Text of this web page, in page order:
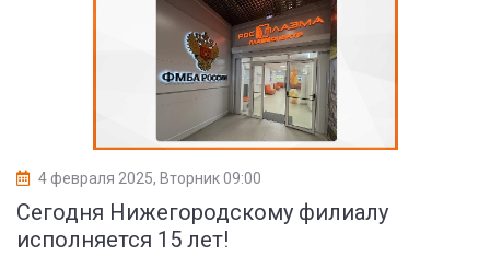
4 февраля 2025, Вторник 09:00
Сегодня Нижегородскому филиалу
исполняется 15 лет!